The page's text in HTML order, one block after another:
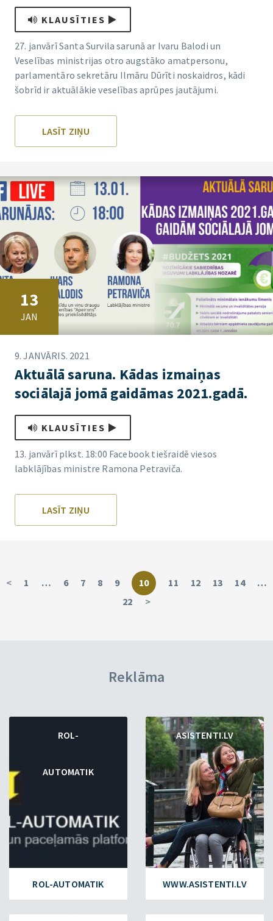
KLAUSĪTIES
27. janvārī Santa Survila sarunā ar Ivaru Balodi un
Veselības ministrijas otro augstāko amatpersonu,
parlamentāro sekretāru Ilmāru Dūrīti noskaidros, kādi
šobrīd ir aktuālākie veselības aprūpes jautājumi.
LASĪT ZIŅU
9. JANVĀRIS. 2021
Aktuālā saruna. Kādas izmaiņas
sociālajā jomā gaidāmas 2021.gadā.
KLAUSĪTIES
13. janvārī plkst. 18:00 Facebook tiešraidē viesos
labklājības ministre Ramona Petraviča.
LASĪT ZIŅU
13
JAN
< 1 … 6 7 8 9 10 11 12 13 14
…
22
>
Reklāma
ROL-
AUTOMATIK
ROL-AUTOMATIK
ASISTENTI.LV
WWW.ASISTENTI.LV